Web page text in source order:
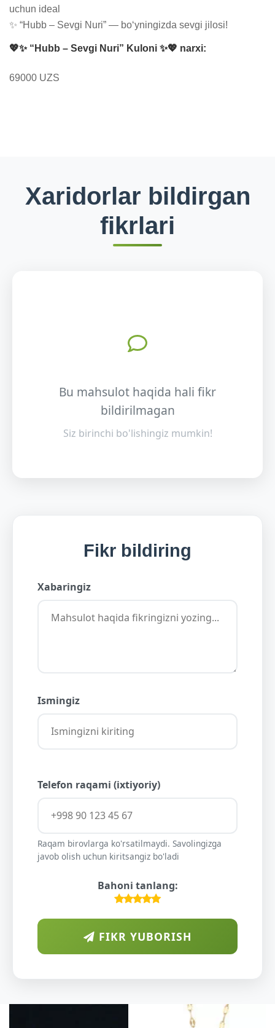
uchun ideal
✨ “Hubb – Sevgi Nuri” — bo‘yningizda sevgi jilosi!
💖✨ “Hubb – Sevgi Nuri” Kuloni ✨💖 narxi:
69000 UZS
Xaridorlar bildirgan
fikrlari
Bu mahsulot haqida hali fikr
bildirilmagan
Siz birinchi bo'lishingiz mumkin!
Fikr bildiring
Xabaringiz
Ismingiz
Telefon raqami (ixtiyoriy)
Raqam birovlarga ko'rsatilmaydi. Savolingizga
javob olish uchun kiritsangiz bo'ladi
Bahoni tanlang:
FIKR YUBORISH